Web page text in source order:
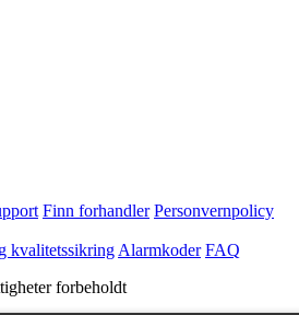
Finn forhandler Personvernpolicy
kvalitetssikring Alarmkoder FAQ
forbeholdt